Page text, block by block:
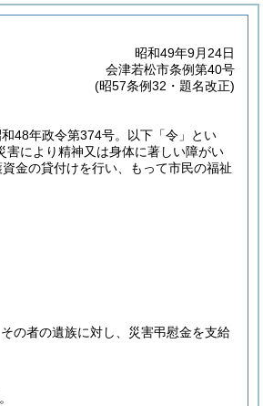
昭和49年9月24日
会津若松市条例第40号
(昭57条例32・題名改正)
48年政令第374号。以下「令」とい
により精神又は身体に著しい障がい
金の貸付けを行い、もって市民の福祉
の者の遺族に対し、災害弔慰金を支給